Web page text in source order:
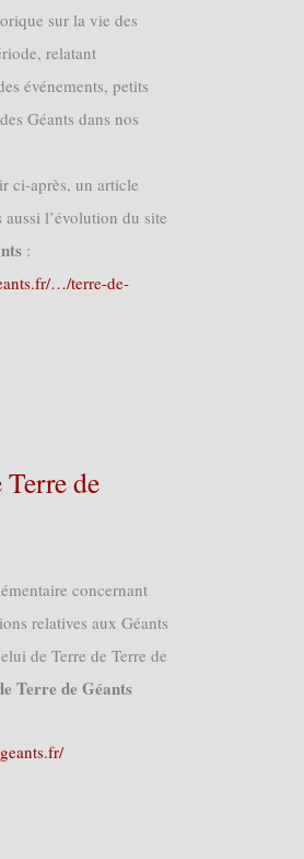
sur la vie des
relatant
événements, petits
Géants dans nos
ci-après, un article
l’évolution du site
:
…/terre-de-
de
concernant
relatives aux Géants
de Terre de Terre de
Terre de Géants